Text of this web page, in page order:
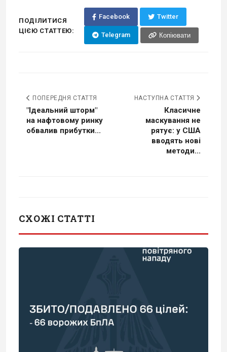
ПОДІЛИТИСЯ
ЦІЄЮ СТАТТЕЮ:
Facebook Twitter
Telegram Копіювати
ПОПЕРЕДНЯ СТАТТЯ
"Ідеальний шторм"
на нафтовому ринку
обвалив прибутки...
НАСТУПНА СТАТТЯ
Класичне
маскування не
рятує: у США
вводять нові
методи...
СХОЖІ СТАТТІ